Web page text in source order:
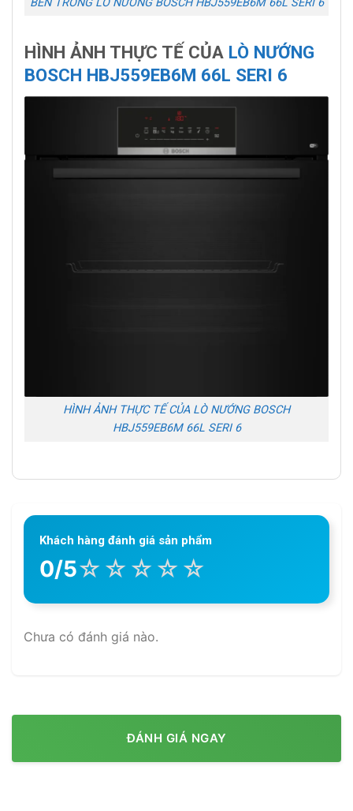
HÌNH ẢNH THỰC TẾ CỦA LÒ NƯỚNG
BOSCH HBJ559EB6M 66L SERI 6
HÌNH ẢNH THỰC TẾ CỦA LÒ NƯỚNG BOSCH
HBJ559EB6M 66L SERI 6
Khách hàng đánh giá sản phẩm
0/5☆ ☆ ☆ ☆ ☆
Chưa có đánh giá nào.
ĐÁNH GIÁ NGAY